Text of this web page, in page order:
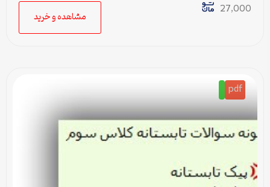
27,000
مشاهده و خرید
pdf